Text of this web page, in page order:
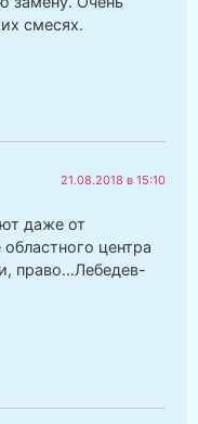
смесях.
21.08.2018 в 15:10
даже от
центра
право…Лебедев-